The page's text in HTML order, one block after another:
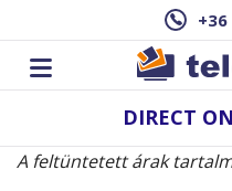
DIRECT
A feltüntetett árak